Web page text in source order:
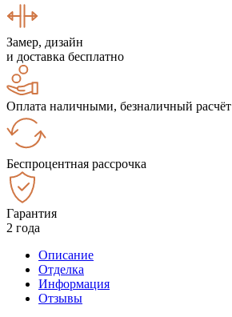
Замер, дизайн
и доставка бесплатно
Оплата наличными, безналичный расчёт
Беспроцентная рассрочка
Гарантия
2 года
Описание
Отделка
Информация
Отзывы